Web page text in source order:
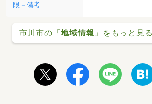
限－備考
市川市の「 地域情報 」をもっと見る